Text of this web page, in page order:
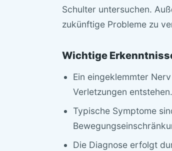
Schulter untersuchen.
zukünftige Probleme zu
Wichtige
Ein eingeklemmter
Verletzungen entstehen.
Typische Symptome
Die Diagnose erfolgt